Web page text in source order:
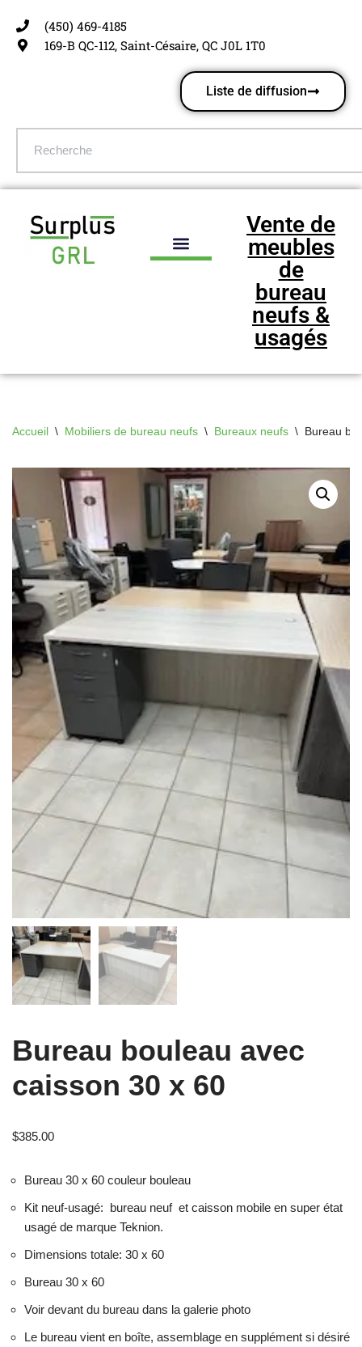
Aller
(450) 469-4185
169-B QC-112, Saint-Césaire, QC J0L 1T0
Liste de diffusion
Vente de
meubles
de
bureau
neufs &
usagés
Accueil \ Mobiliers de bureau neufs \ Bureaux neufs \ Bureau
Bureau bouleau avec
caisson 30 x 60
$385.00
Bureau 30 x 60 couleur bouleau
Kit neuf-usagé: bureau neuf et caisson mobile en super état
usagé de marque Teknion.
Dimensions totale: 30 x 60
Bureau 30 x 60
Voir devant du bureau dans la galerie photo
Le bureau vient en boîte, assemblage en supplément si désiré